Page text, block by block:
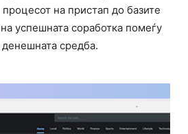
на пристап до базите
успешната соработка помеѓу
средба.